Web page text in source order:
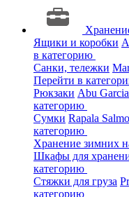
Ящики и коробки
в категорию
Санки, тележки
Перейти в
Рюкзаки Abu Garcia
категорию
Сумки Rapala Salmo
категорию
Хранение зимних
Шкафы для
категорию
Стяжки для груза
категорию